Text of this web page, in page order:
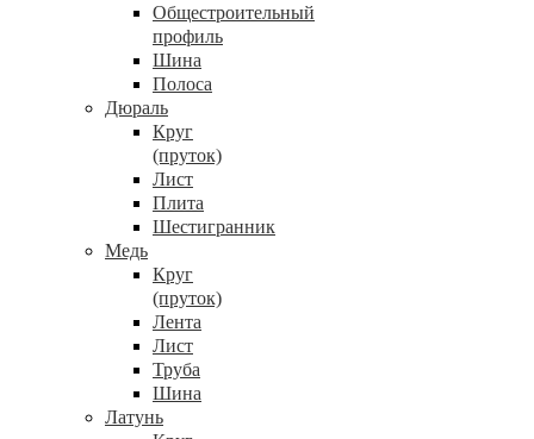
Общестроительный
профиль
Шина
Полоса
Дюраль
Круг
(пруток)
Лист
Плита
Шестигранник
Медь
Круг
(пруток)
Лента
Лист
Труба
Шина
Латунь